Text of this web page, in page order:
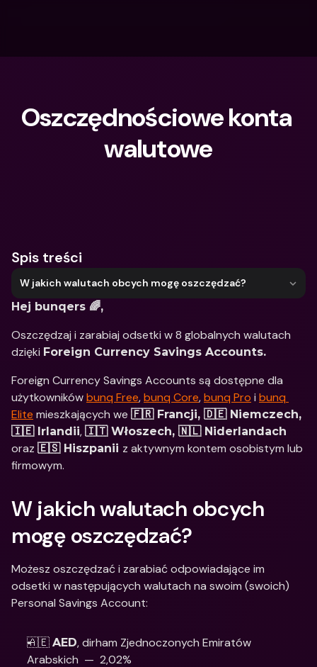
Oszczędnościowe konta
walutowe
Spis treści
W jakich walutach obcych mogę oszczędzać?
Hej bunqers 🌈,
Oszczędzaj i zarabiaj odsetki w 8 globalnych walutach
dzięki Foreign Currency Savings Accounts.
Foreign Currency Savings Accounts są dostępne dla
użytkowników bunq Free, bunq Core, bunq Pro i bunq
Elite mieszkających we 🇫🇷 Francji, 🇩🇪 Niemczech,
🇮🇪 Irlandii,
oraz 🇪🇸 Hiszpanii z aktywnym kontem osobistym lub
firmowym.
W jakich walutach obcych
mogę oszczędzać?
Możesz oszczędzać i zarabiać odpowiadające im
odsetki w następujących walutach na swoim (swoich)
Personal Savings Account:
🇦🇪 AED, dirham Zjednoczonych Emiratów
Arabskich  —  2,02%